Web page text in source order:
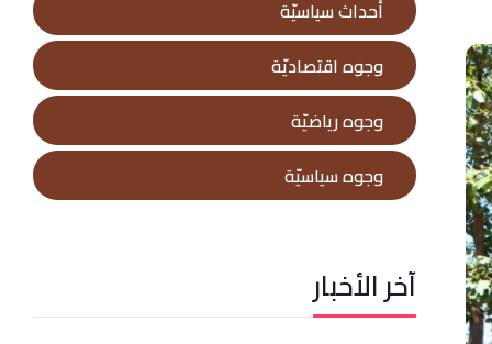
أحداث سياسيّة
وجوه اقتصاديّة
وجوه رياضيّة
وجوه سياسيّة
آخر الأخبار